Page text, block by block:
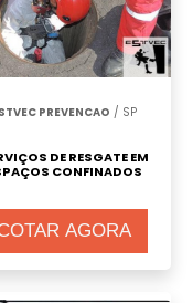
PREVENCAO / SP
DE RESGATE EM
CONFINADOS
AGORA